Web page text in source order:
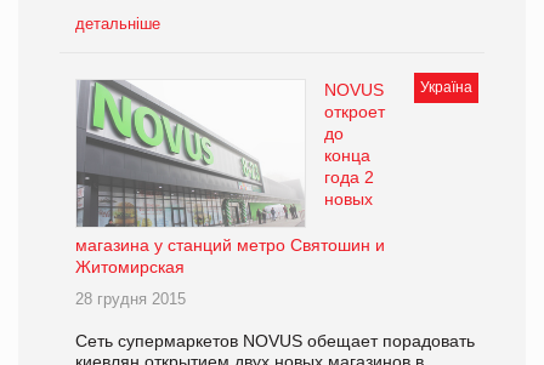
детальніше
Україна
NOVUS
откроет
до
конца
года 2
новых
магазина у станций метро Святошин и
Житомирская
28 грудня 2015
Сеть супермаркетов NOVUS обещает порадовать